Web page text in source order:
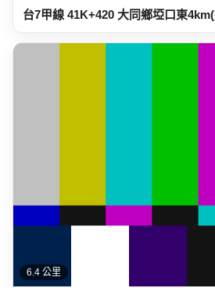
台7甲線 41K+420 大同鄉埡口東
6.4 公里